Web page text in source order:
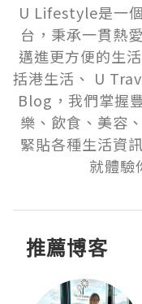
U Lifestyle是一
台，秉承一貫熱
邁進更方便的生
括港生活、 U
Blog，我們掌握
樂、飲食、美容
緊貼各種生活資
就體驗
推薦博客